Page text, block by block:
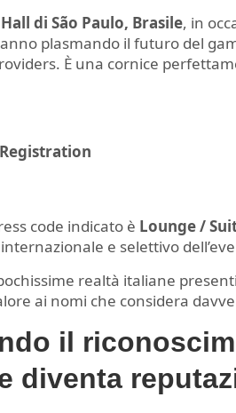
di São Paulo, Brasile, in
plasmando il futuro del
È una cornice
code indicato è Lounge /
e selettivo
realtà italiane
ai nomi che considera
il
diventa